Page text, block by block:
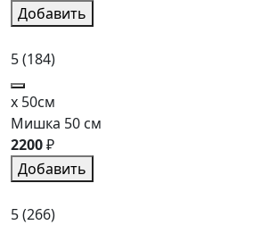
Добавить
5(184)
x 50см
Мишка 50 см
2200₽
Добавить
5(266)